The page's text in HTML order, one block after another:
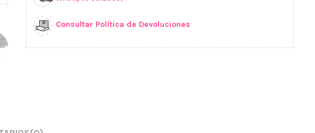
Consultar Política de Devoluciones